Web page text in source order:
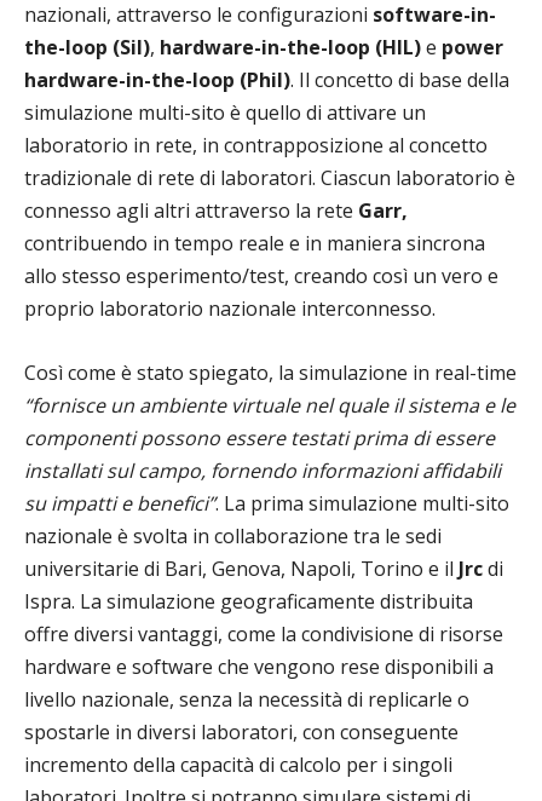
nazionali, attraverso le configurazioni software-in-
the-loop (Sil), hardware-in-the-loop (HIL)e power
hardware-in-the-loop (Phil). Il concetto di base della
simulazione multi-sito è quello di attivare un
laboratorio in rete, in contrapposizione al concetto
tradizionale di rete di laboratori. Ciascun laboratorio è
connesso agli altri attraverso la rete Garr,
contribuendo in tempo reale e in maniera sincrona
allo stesso esperimento/test, creando così un vero e
proprio laboratorio nazionale interconnesso.
Così come è stato spiegato, la simulazione in real-time
“fornisce un ambiente virtuale nel quale il sistema e le
componenti possono essere testati prima di essere
installati sul campo, fornendo informazioni affidabili
su impatti e benefici”. La prima simulazione multi-sito
nazionale è svolta in collaborazione tra le sedi
universitarie di Bari, Genova, Napoli, Torino e il Jrcdi
Ispra. La simulazione geograficamente distribuita
offre diversi vantaggi, come la condivisione di risorse
hardware e software che vengono rese disponibili a
livello nazionale, senza la necessità di replicarle o
spostarle in diversi laboratori, con conseguente
incremento della capacità di calcolo per i singoli